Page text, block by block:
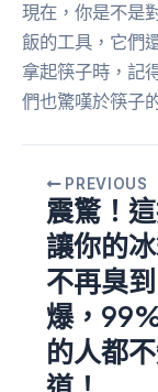
現在，你是不是
飯的工具，它們
拿起筷子時，記
們也驚嘆於筷子
PREVIOUS
震驚！
讓你的
不再臭到
爆，
的人都